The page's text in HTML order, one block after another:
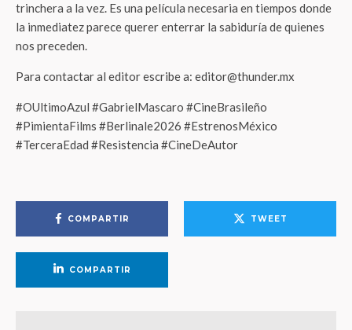
trinchera a la vez. Es una película necesaria en tiempos donde
la inmediatez parece querer enterrar la sabiduría de quienes
nos preceden.
Para contactar al editor escribe a: editor@thunder.mx
#OUltimoAzul #GabrielMascaro #CineBrasileño
#PimientaFilms #Berlinale2026 #EstrenosMéxico
#TerceraEdad #Resistencia #CineDeAutor
COMPARTIR TWEET
COMPARTIR